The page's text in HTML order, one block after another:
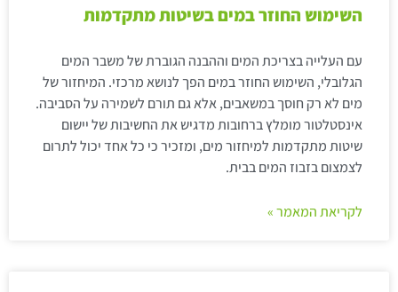
השימוש החוזר במים בשיטות מתקדמות
עם העלייה בצריכת המים וההבנה הגוברת של משבר המים
הגלובלי, השימוש החוזר במים הפך לנושא מרכזי. המיחזור של
מים לא רק חוסך במשאבים, אלא גם תורם לשמירה על הסביבה.
אינסטלטור מומלץ ברחובות מדגיש את החשיבות של יישום
שיטות מתקדמות למיחזור מים, ומזכיר כי כל אחד יכול לתרום
לצמצום בזבוז המים בבית.
לקריאת המאמר »